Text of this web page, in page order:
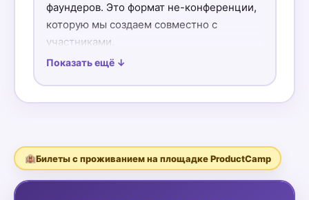
фаундеров. Это формат не-конференции,
которую мы создаем совместно с
участниками.
Важная ценность ProductCamp —
коммитмент каждого из участников. Он
может проявляться по-разному:
комьюнити
— через участие в обсуждениях и обмен
Показать ещё ↓
🏨Билеты с проживанием на площадке ProductCamp